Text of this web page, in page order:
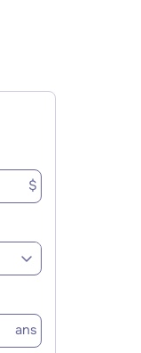
$
ans